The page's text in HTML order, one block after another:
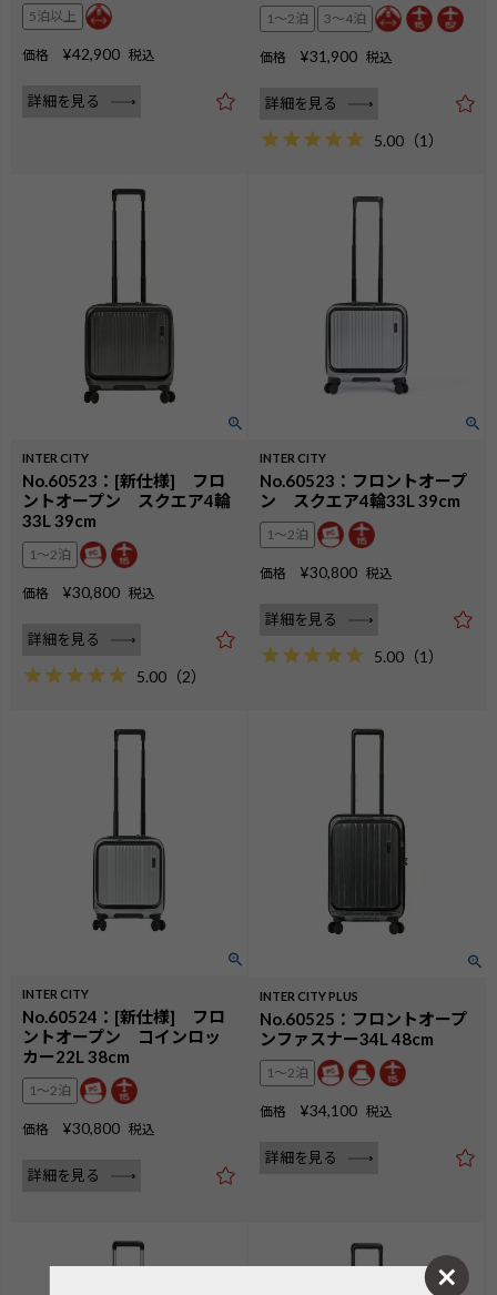
5泊以上
価格 ¥42,900 税込
詳細を見る
1〜2泊 3〜4泊
価格 ¥31,900 税込
詳細を見る
5.00 （1）
INTER CITY
No.60523：[新仕様] フロ
ントオープン スクエア4輪
33L 39cm
1〜2泊
価格 ¥30,800 税込
詳細を見る
5.00 （2）
INTER CITY
No.60523：フロントオープ
ン スクエア4輪33L 39cm
1〜2泊
価格 ¥30,800 税込
詳細を見る
5.00 （1）
INTER CITY
No.60524：[新仕様] フロ
ントオープン コインロッ
カー22L 38cm
1〜2泊
価格 ¥30,800 税込
詳細を見る
INTER CITY PLUS
No.60525：フロントオープ
ンファスナー34L 48cm
1〜2泊
価格 ¥34,100 税込
詳細を見る